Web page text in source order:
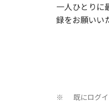
一人ひとりに
録をお願いい
※ 既にログ